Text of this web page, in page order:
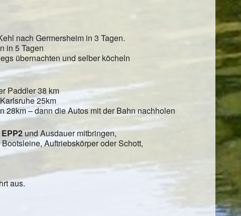
nach Germersheim in 3 Tagen.
in 5 Tagen
übernachten und selber köcheln
Paddler 38 km
25km
28km – dann die Autos mit der Bahn nachholen
EPP2 und Ausdauer mitbringen,
Auftriebskörper oder Schott,
aus.